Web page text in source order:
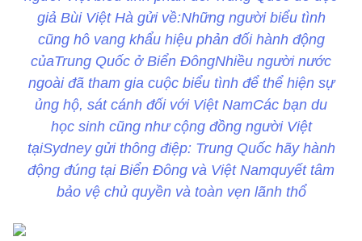
giả Bùi Việt Hà gửi về:Những người biểu tình
cũng hô vang khẩu hiệu phản đối hành động
củaTrung Quốc ở Biển ĐôngNhiều người nước
ngoài đã tham gia cuộc biểu tình để thể hiện sự
ủng hộ, sát cánh đối với Việt NamCác bạn du
học sinh cũng như cộng đồng người Việt
tạiSydney gửi thông điệp: Trung Quốc hãy hành
động đúng tại Biển Đông và Việt Namquyết tâm
bảo vệ chủ quyền và toàn vẹn lãnh thổ